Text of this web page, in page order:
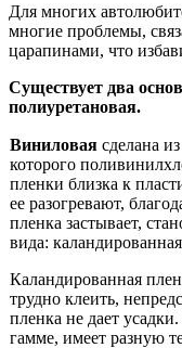
Для многих
многие проблемы,
царапинами, что
Существует два
полиуретановая.
Виниловая сделана
которого
пленки близка к
ее разогревают,
пленка застывает,
вида:
Каландированная
трудно клеить,
пленка не дает
гамме, имеет разную